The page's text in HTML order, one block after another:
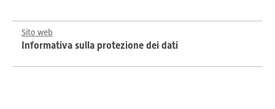
Sito web
Informativa sulla protezione dei dati